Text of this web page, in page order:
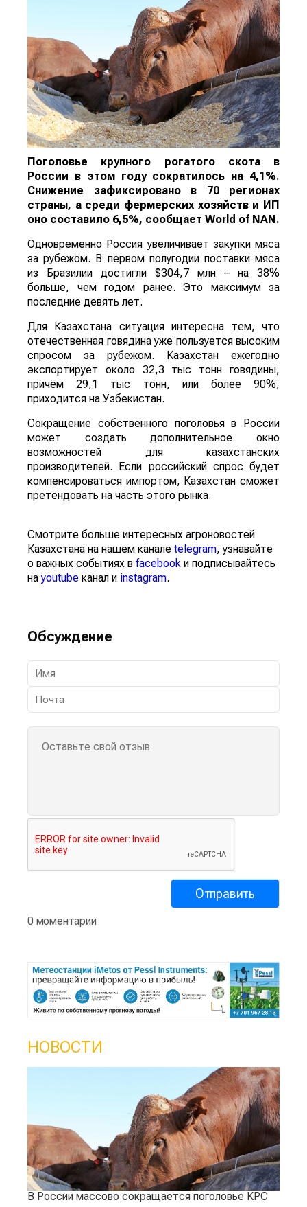
Поголовье крупного рогатого скота в
России в этом году сократилось на 4,1%.
Снижение зафиксировано в 70 регионах
страны, а среди фермерских хозяйств и ИП
оно составило 6,5%, сообщает World of NAN.
Одновременно Россия увеличивает закупки мяса
за рубежом. В первом полугодии поставки мяса
из Бразилии достигли $304,7 млн – на 38%
больше, чем годом ранее. Это максимум за
последние девять лет.
Для Казахстана ситуация интересна тем, что
отечественная говядина уже пользуется высоким
спросом за рубежом. Казахстан ежегодно
экспортирует около 32,3 тыс тонн говядины,
причём 29,1 тыс тонн, или более 90%,
приходится на Узбекистан.
Сокращение собственного поголовья в России
может создать дополнительное окно
возможностей для казахстанских
производителей. Если российский спрос будет
компенсироваться импортом, Казахстан сможет
претендовать на часть этого рынка.
Смотрите больше интересных агроновостей
Казахстана на нашем канале telegram, узнавайте
о важных событиях в facebook и подписывайтесь
наyoutube канал и instagram.
Обсуждение
0 моментарии
НОВОСТИ
В России массово сокращается поголовье КРС